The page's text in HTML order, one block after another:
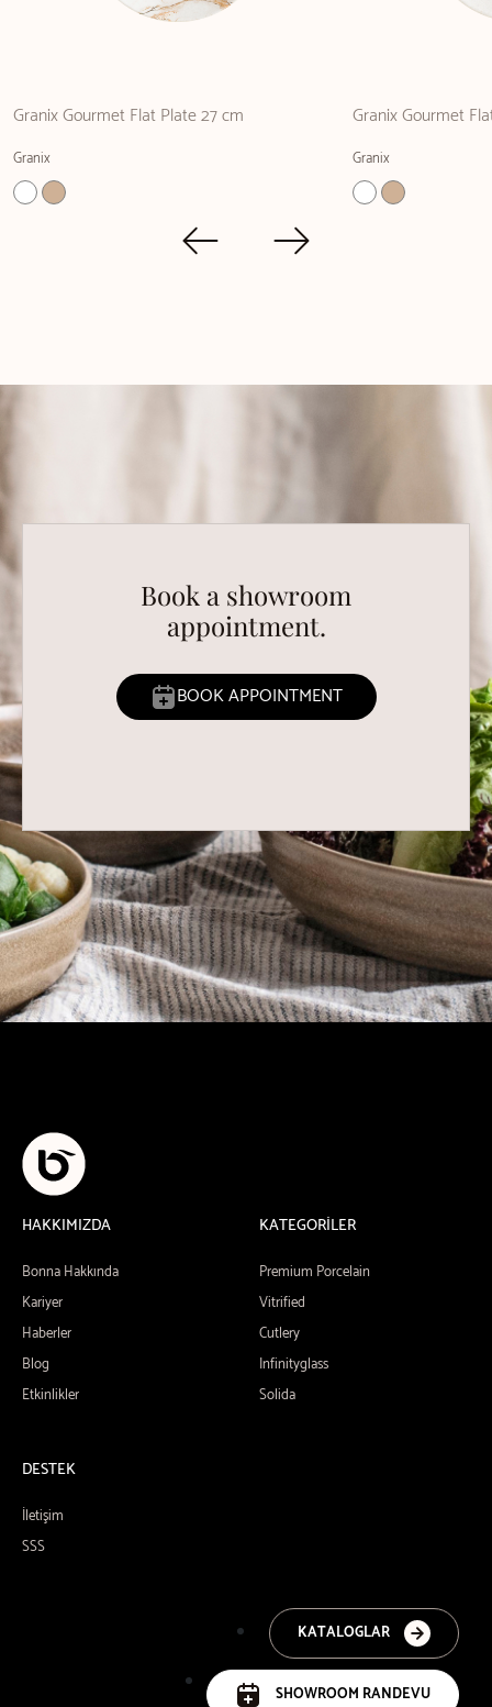
Granix Gourmet Flat Plate 27 cm
Granix
Granix Gourmet
Granix
Book a showroom
appointment.
BOOK APPOINTMENT
HAKKIMIZDA
Bonna Hakkında
Kariyer
Haberler
Blog
Etkinlikler
KATEGORİLER
Premium Porcelain
Vitrified
Cutlery
Infinityglass
Solida
DESTEK
İletişim
SSS
KATALOGLAR
SHOWROOM RANDEVU